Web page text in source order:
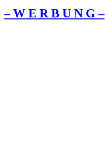
– W Ε R Β U Ν G –